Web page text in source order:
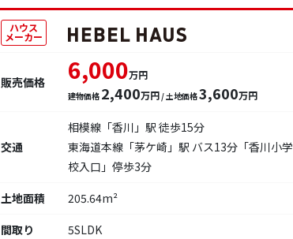
ハウス
メーカー
販売価格 6,000万円
建物価格 2,400万円/ 土地価格3,600万円
交通
相模線「香川」駅 徒歩15分
東海道本線「茅ケ崎」駅 バス13分「香川小学
校入口」停歩3分
土地面積
205.64m²
間取り
5SLDK